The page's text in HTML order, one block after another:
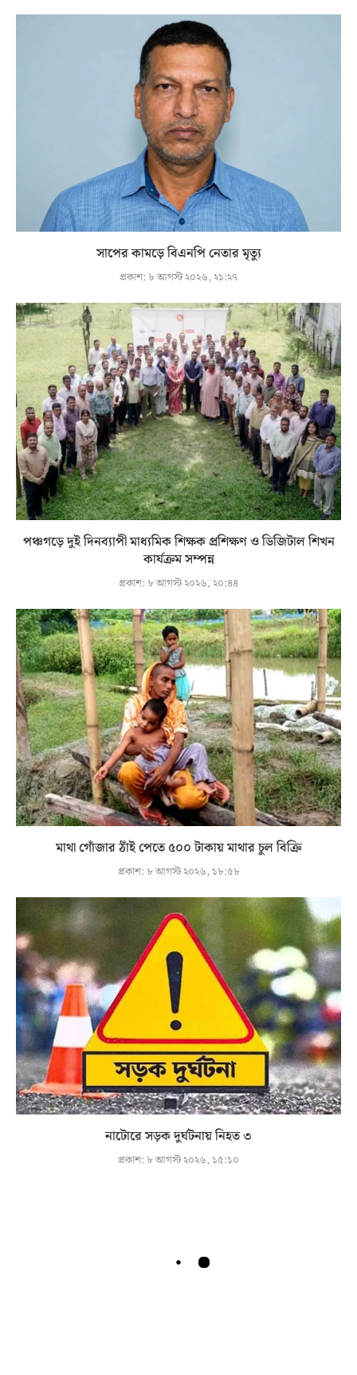
সাপের কামড়ে বিএনপি নেতার মৃত্যু
প্রকাশ: ৮ আগস্ট ২০২৬, ২১:২৭
পঞ্চগড়ে দুই দিনব্যাপী মাধ্যমিক শিক্ষক প্রশিক্ষণ ও ডিজিটাল শিখন
কার্যক্রম সম্পন্ন
প্রকাশ: ৮ আগস্ট ২০২৬, ২০:৪৪
মাথা গোঁজার ঠাঁই পেতে ৫০০ টাকায় মাথার চুল বিক্রি
প্রকাশ: ৮ আগস্ট ২০২৬, ১৮:৫৮
নাটোরে সড়ক দুর্ঘটনায় নিহত ৩
প্রকাশ: ৮ আগস্ট ২০২৬, ১৫:১০